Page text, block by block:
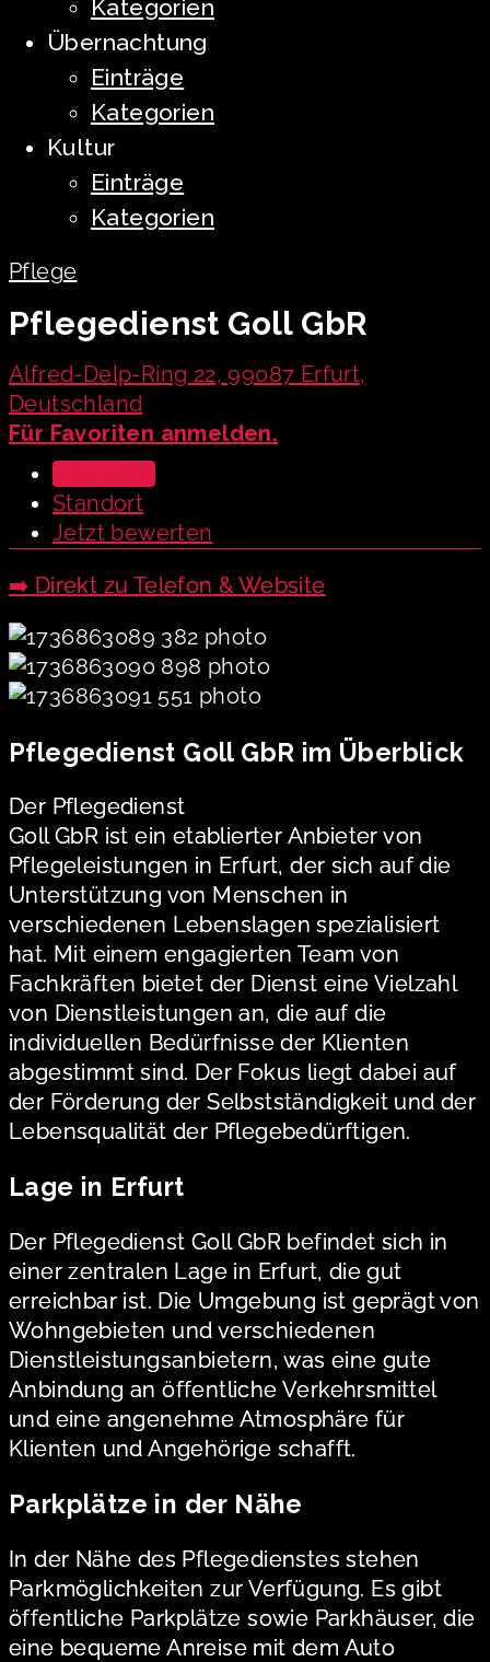
Kategorien
Übernachtung
Einträge
Kategorien
Kultur
Einträge
Kategorien
Pflege
Pflegedienst Goll GbR
Alfred-Delp-Ring 22, 99087 Erfurt,
Deutschland
Für Favoriten anmelden.
Standort
Jetzt bewerten
➡️ Direkt zu Telefon & Website
Pflegedienst Goll GbR im Überblick
Der Pflegedienst
Goll GbR ist ein etablierter Anbieter von
Pflegeleistungen in Erfurt, der sich auf die
Unterstützung von Menschen in
verschiedenen Lebenslagen spezialisiert
hat. Mit einem engagierten Team von
Fachkräften bietet der Dienst eine Vielzahl
von Dienstleistungen an, die auf die
individuellen Bedürfnisse der Klienten
abgestimmt sind. Der Fokus liegt dabei auf
der Förderung der Selbstständigkeit und der
Lebensqualität der Pflegebedürftigen.
Lage in Erfurt
Der Pflegedienst Goll GbR befindet sich in
einer zentralen Lage in Erfurt, die gut
erreichbar ist. Die Umgebung ist geprägt von
Wohngebieten und verschiedenen
Dienstleistungsanbietern, was eine gute
Anbindung an öffentliche Verkehrsmittel
und eine angenehme Atmosphäre für
Klienten und Angehörige schafft.
Parkplätze in der Nähe
In der Nähe des Pflegedienstes stehen
Parkmöglichkeiten zur Verfügung. Es gibt
öffentliche Parkplätze sowie Parkhäuser, die
eine bequeme Anreise mit dem Auto